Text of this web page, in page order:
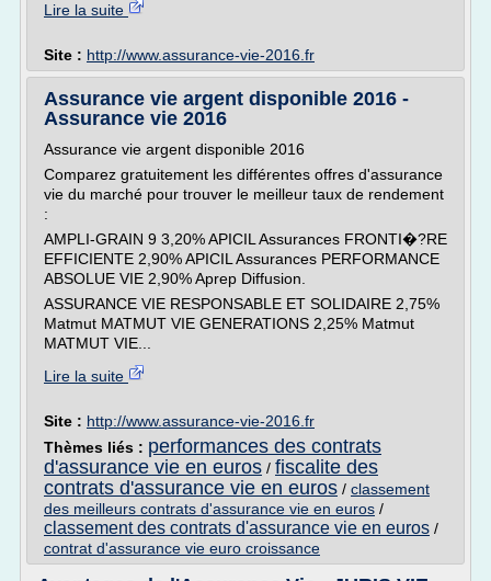
Lire la suite
Site : http://www.assurance-vie-2016.fr
Assurance vie argent disponible 2016 -
Assurance vie 2016
Assurance vie argent disponible 2016
Comparez gratuitement les différentes offres d'assurance
vie du marché pour trouver le meilleur taux de rendement
:
AMPLI-GRAIN 9 3,20% APICIL Assurances FRONTI�?RE
EFFICIENTE 2,90% APICIL Assurances PERFORMANCE
ABSOLUE VIE 2,90% Aprep Diffusion.
ASSURANCE VIE RESPONSABLE ET SOLIDAIRE 2,75%
Matmut MATMUT VIE GENERATIONS 2,25% Matmut
MATMUT VIE...
Lire la suite
Site : http://www.assurance-vie-2016.fr
Thèmes liés : performances des contrats
d'assurance vie en euros / fiscalite des
contrats d'assurance vie en euros / classement
des meilleurs contrats d'assurance vie en euros /
classement des contrats d'assurance vie en euros /
contrat d'assurance vie euro croissance